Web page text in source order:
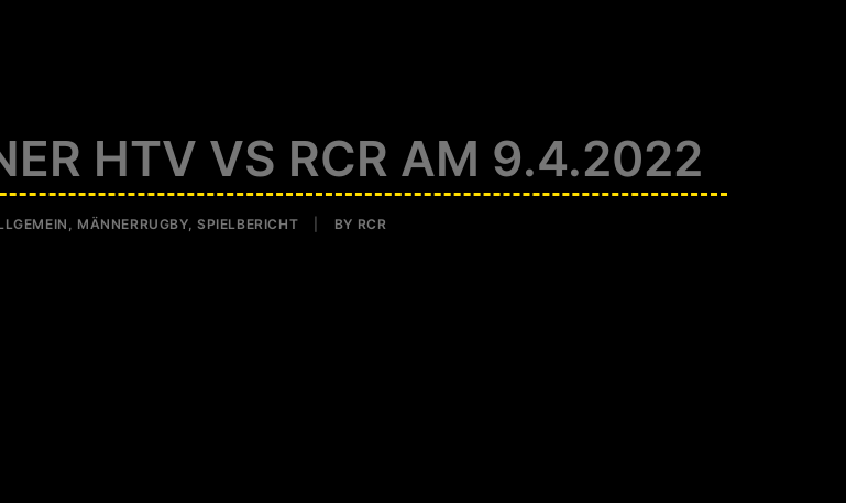
HTV VS RCR AM 9.4.2022
, MÄNNERRUGBY, SPIELBERICHT BY RCR